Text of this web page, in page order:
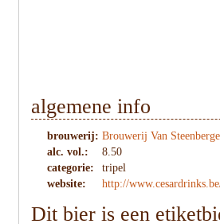
algemene info
brouwerij: Brouwerij Van Steenberge
alc. vol.:
8.50
categorie:
tripel
website:
http://
Dit bier is een